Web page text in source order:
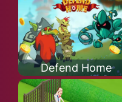
Defend Home